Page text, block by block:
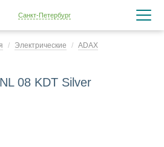
Санкт-Петербург
Электрические
ADAX
08 KDT Silver